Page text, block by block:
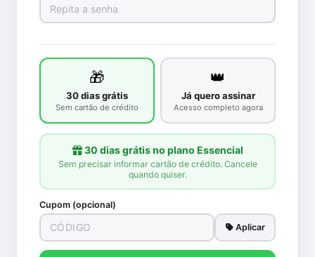
🎁
30 dias grátis
Sem cartão de crédito
👑
Já quero assinar
Acesso completo agora
30 dias grátis no plano Essencial
Sem precisar informar cartão de crédito. Cancele
quando quiser.
Cupom (opcional)
Aplicar